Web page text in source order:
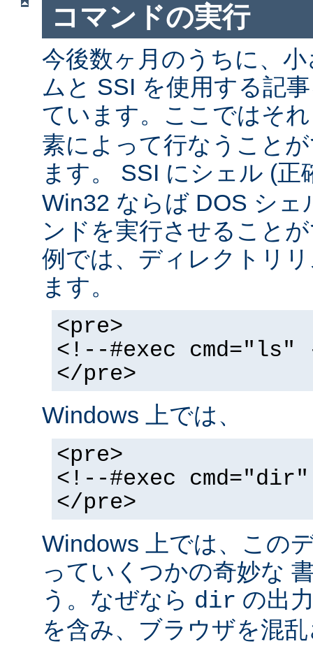
コマンドの実行
今後数ヶ月のうちに、
ムと SSI を使用する記
ています。ここではそ
素によって行なうこと
ます。 SSI にシェル (
Win32 ならば DOS シェ
ンドを実行させること
例では、ディレクトリ
ます。
<pre>
<!--#exec cmd="ls"
</pre>
Windows 上では、
<pre>
<!--#exec
</pre>
Windows 上では、この
っていくつかの奇妙な
う。なぜなら dir の出
を含み、ブラウザを混